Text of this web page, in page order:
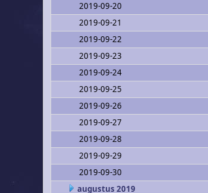
2019-09-20
2019-09-21
2019-09-22
2019-09-23
2019-09-24
2019-09-25
2019-09-26
2019-09-27
2019-09-28
2019-09-29
2019-09-30
augustus 2019